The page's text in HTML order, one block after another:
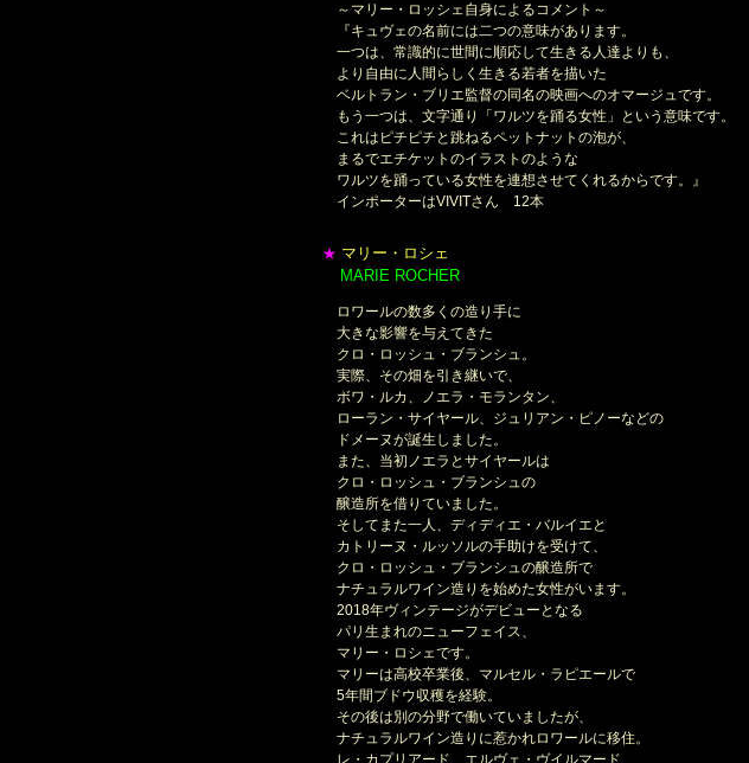
～マリー・ロッシェ自身によるコメント～
『キュヴェの名前には二つの意味があります。
一つは、常識的に世間に順応して生きる人達よりも、
より自由に人間らしく生きる若者を描いた
ベルトラン・ブリエ監督の同名の映画へのオマージュです。
もう一つは、文字通り「ワルツを踊る女性」という意味です。
これはピチピチと跳ねるペットナットの泡が、
まるでエチケットのイラストのような
ワルツを踊っている女性を連想させてくれるからです。』
インポーターはVIVITさん 12本
★ マリー・ロシェ
MARIE ROCHER
ロワールの数多くの造り手に
大きな影響を与えてきた
クロ・ロッシュ・ブランシュ。
実際、その畑を引き継いで、
ボワ・ルカ、ノエラ・モランタン、
ローラン・サイヤール、ジュリアン・ピノーなどの
ドメーヌが誕生しました。
また、当初ノエラとサイヤールは
クロ・ロッシュ・ブランシュの
醸造所を借りていました。
そしてまた一人、ディディエ・バルイエと
カトリーヌ・ルッソルの手助けを受けて、
クロ・ロッシュ・ブランシュの醸造所で
ナチュラルワイン造りを始めた女性がいます。
2018年ヴィンテージがデビューとなる
パリ生まれのニューフェイス、
マリー・ロシェです。
マリーは高校卒業後、マルセル・ラピエールで
5年間ブドウ収穫を経験。
その後は別の分野で働いていましたが、
ナチュラルワイン造りに惹かれロワールに移住。
レ・カプリアード、エルヴェ・ヴイルマード、